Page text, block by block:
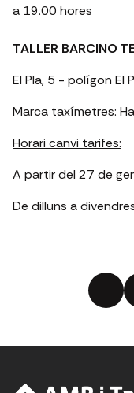
a 19.00 hores
TALLER BARCINO
El Pla, 5 - polígon El
Marca taxímetres:
Horari canvi tarifes:
A partir del 27 de
De dilluns a